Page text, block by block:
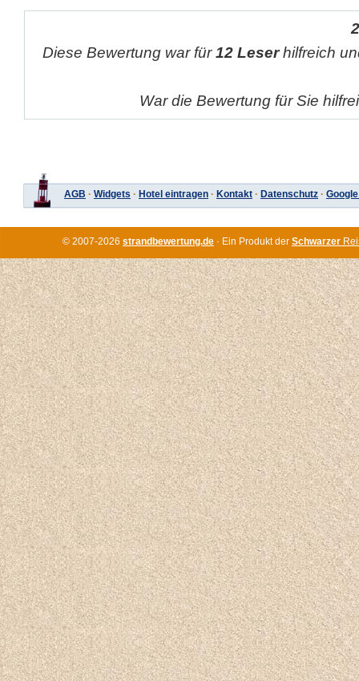
Diese Bewertung war für12 Leserhilfreich
War die Bewertung für Sie
AGB · Widgets · Hotel eintragen · Kontakt · Datenschutz ·
© 2007-2026 strandbewertung.de · Ein Produkt der Schwarzer